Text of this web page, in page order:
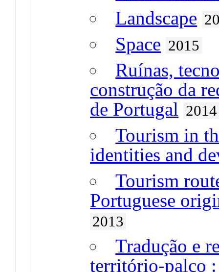
Landscape
Space 2015
Ruínas,
construção da
de Portugal 2014
Tourism in
identities and
Tourism
Portuguese
2013
Tradução e
território-palco